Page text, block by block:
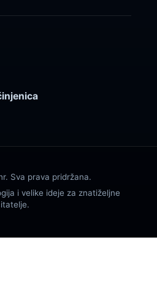
Sva prava pridržana.
i velike ideje za znatiželjne